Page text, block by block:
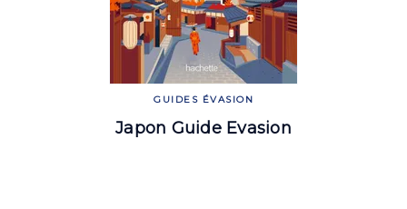
GUIDES ÉVASION
Japon Guide Evasion